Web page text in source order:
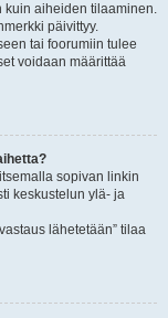
kuin aiheiden tilaaminen.
päivittyy.
tai foorumiin tulee
voidaan määrittää
sopivan linkin
keskustelun ylä- ja
lähetetään” tilaa